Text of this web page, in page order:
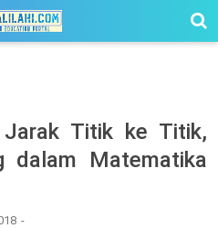
Jarak Titik ke Titik,
dalam Matematika